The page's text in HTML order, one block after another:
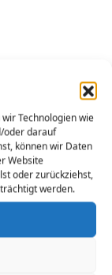
Technologien wie
oder darauf
können wir Daten
Website
oder zurückziehst,
werden.